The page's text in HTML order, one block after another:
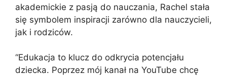
akademickie z pasją do nauczania, Rachel stała
się symbolem inspiracji zarówno dla nauczycieli,
jak i rodziców.
“Edukacja to klucz do odkrycia potencjału
dziecka. Poprzez mój kanał na YouTube chcę